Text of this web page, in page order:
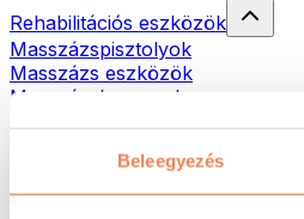
Beleegyezés
Rehabilitációs eszközök
Masszázspisztolyok
Masszázs eszközök
Masszázshengerek
Táskák & hátizsákok